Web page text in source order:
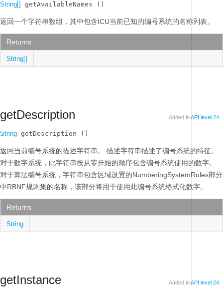
String[] getAvailableNames ()
返回一个字符串数组，其中包含ICU当前已知的编号系统的名称列表。
Returns
String[]
getDescription Added inAPI level 24
String getDescription ()
返回当前编号系统的描述字符串。
描述字符串描述了编号系统的特征。
对于数字系统，此字符串按从零开始的顺序包含编号系统使用的数字。
对于算法编号系统，字符串包含区域设置的NumberingSystemRules部分
中RBNF规则集的名称，该部分将用于使用此编号系统格式化数字。
Returns
String
getInstance Added inAPI level 24